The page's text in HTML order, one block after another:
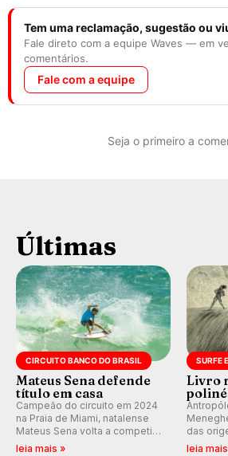
Tem uma reclamação, sugestão ou
Fale direto com a equipe Waves — em
comentários.
Fale com a equipe
Seja o primeiro a
Últimas
CIRCUITO BANCO DO BRASIL
Mateus Sena defende
título em casa
Campeão do circuito em 2024
na Praia de Miami, natalense
Mateus Sena volta a competir
em casa em busca de manter a
leia mais »
SURFE
Livro
das
leia